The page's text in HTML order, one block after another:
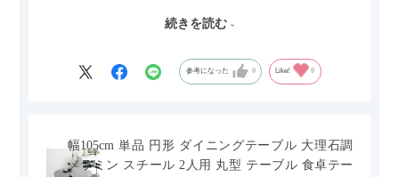
セラミック天板が思った以上に滑りが良く、汚れも拭きやすい
はいけないかもしれません。天板が冷たいので冬にどうなるの
かなというのも気になります。
続きを読む
参考になった 0 Like! 0
幅105cm 単品 円形 ダイニングテーブル 大理石調
メラミン スチール 2人用 丸型 テーブル 食卓テー